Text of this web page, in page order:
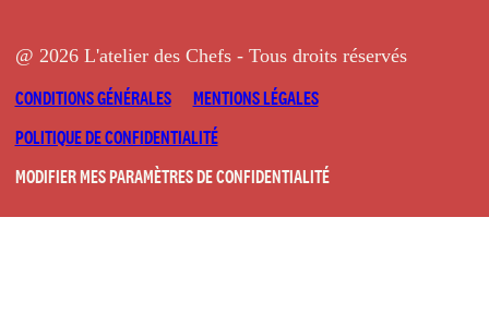
@ 2026 L'atelier des Chefs - Tous droits réservés
CONDITIONS GÉNÉRALES
MENTIONS LÉGALES
POLITIQUE DE CONFIDENTIALITÉ
MODIFIER MES PARAMÈTRES DE CONFIDENTIALITÉ